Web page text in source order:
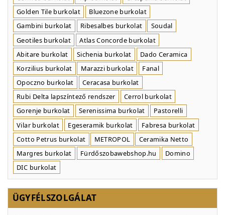
Golden Tile burkolat
Bluezone burkolat
Gambini burkolat
Ribesalbes burkolat
Soudal
Geotiles burkolat
Atlas Concorde burkolat
Abitare burkolat
Sichenia burkolat
Dado Ceramica
Korzilius burkolat
Marazzi burkolat
Fanal
Opoczno burkolat
Ceracasa burkolat
Rubi Delta lapszíntező rendszer
Cerrol burkolat
Gorenje burkolat
Serenissima burkolat
Pastorelli
Vilar burkolat
Egeseramik burkolat
Fabresa burkolat
Cotto Petrus burkolat
METROPOL
Ceramika Netto
Margres burkolat
Fürdőszobawebshop.hu
Domino
DIC burkolat
ÜGYFÉLSZOLGÁLAT